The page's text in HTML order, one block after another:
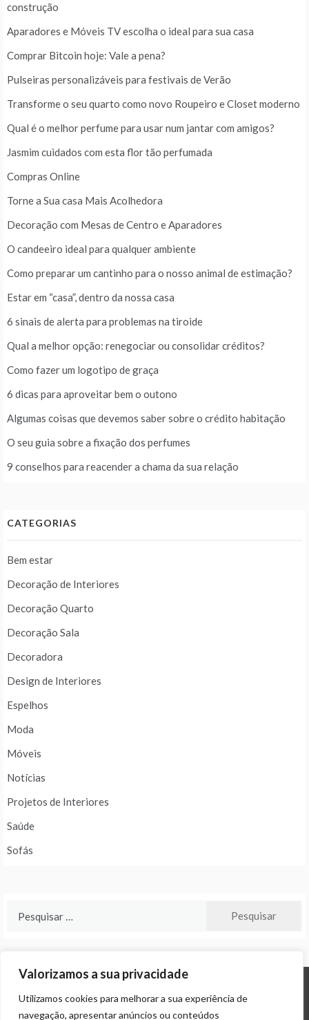
Valorizamos a sua privacidade
Utilizamos cookies para melhorar a sua experiência de
navegação, apresentar anúncios ou conteúdos
construção
Aparadores e Móveis TV escolha o ideal para sua casa
Comprar Bitcoin hoje: Vale a pena?
Pulseiras personalizáveis para festivais de Verão
Transforme o seu quarto como novo Roupeiro e Closet moderno
Qual é o melhor perfume para usar num jantar com amigos?
Jasmim cuidados com esta flor tão perfumada
Compras Online
Torne a Sua casa Mais Acolhedora
Decoração com Mesas de Centro e Aparadores
O candeeiro ideal para qualquer ambiente
Como preparar um cantinho para o nosso animal de estimação?
Estar em “casa”, dentro da nossa casa
6 sinais de alerta para problemas na tiroide
Qual a melhor opção: renegociar ou consolidar créditos?
Como fazer um logotipo de graça
6 dicas para aproveitar bem o outono
Algumas coisas que devemos saber sobre o crédito habitação
O seu guia sobre a fixação dos perfumes
9 conselhos para reacender a chama da sua relação
CATEGORIAS
Bem estar
Decoração de Interiores
Decoração Quarto
Decoração Sala
Decoradora
Design de Interiores
Espelhos
Moda
Móveis
Notícias
Projetos de Interiores
Saúde
Sofás
© ALL RIGHTS RESERVED 2024 THEME: PROMOS BYTEMPLATE SELL